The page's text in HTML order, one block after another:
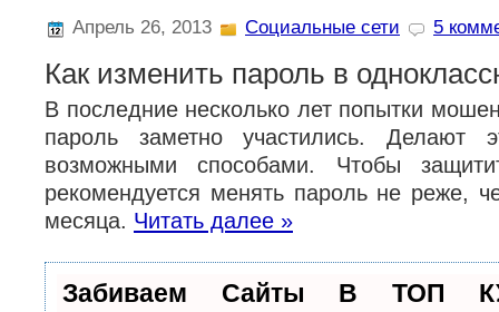
Апрель 26, 2013 Социальные сети 5
Как изменить пароль в
В последние несколько лет попытки
пароль заметно участились. Делают
возможными способами. Чтобы
рекомендуется менять пароль не реже,
месяца. Читать далее »
Забиваем Сайты В ТОП